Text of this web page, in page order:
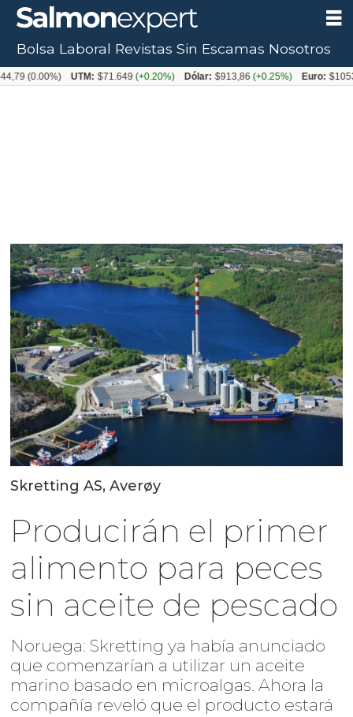
Skretting AS, Averøy
Producirán el primer
alimento para peces
sin aceite de pescado
Noruega: Skretting ya había anunciado
que comenzarían a utilizar un aceite
marino basado en microalgas. Ahora la
compañía reveló que el producto estará
Bolsa Laboral Revistas Sin Escamas Nosotros
UTM: $71.649(+0.20%) Dólar: $913,86(+0.25%) Euro: $1053,08(-